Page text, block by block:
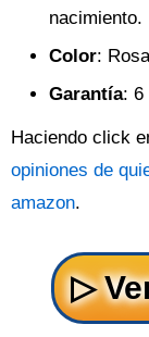
nacimiento.
Color:
Garantía: 6
Haciendo click
opiniones de
amazon.